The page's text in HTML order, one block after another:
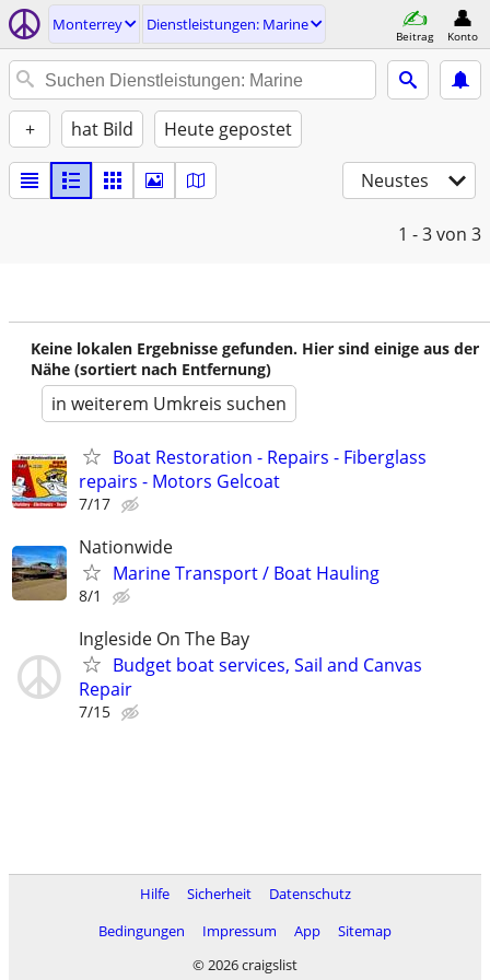
Monterrey Dienstleistungen: Marine
Beitrag Konto
+ hat Bild Heute gepostet
Neustes
1 - 3von 3
Keine lokalen Ergebnisse gefunden. Hier sind einige aus der
Nähe (sortiert nach Entfernung)
in weiterem Umkreis suchen
Boat Restoration - Repairs - Fiberglass
repairs - Motors Gelcoat
7/17
Nationwide
Marine Transport / Boat Hauling
8/1
Ingleside On The Bay
Budget boat services, Sail and Canvas
Repair
7/15
Hilfe Sicherheit
Datenschutz
Bedingungen
Impressum App
Sitemap
© 2026 craigslist